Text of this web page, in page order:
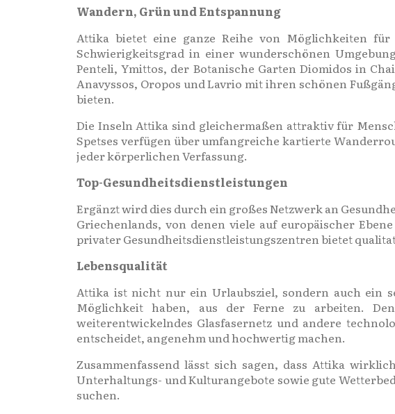
Wandern, Grün und Entspannung
Attika bietet eine ganze Reihe von Möglichkeiten
Schwierigkeitsgrad in einer wunderschönen
Penteli, Ymittos, der Botanische Garten Diomidos in
Anavyssos, Oropos und Lavrio mit ihren schönen
bieten.
Die Inseln Attika sind gleichermaßen attraktiv für
Spetses verfügen über umfangreiche kartierte
jeder körperlichen Verfassung.
Top-Gesundheitsdienstleistungen
Ergänzt wird dies durch ein großes Netzwerk an
Griechenlands, von denen viele auf europäischer
privater Gesundheitsdienstleistungszentren bietet
Lebensqualität
Attika ist nicht nur ein Urlaubsziel, sondern auch ein
Möglichkeit haben, aus der Ferne zu arbeiten.
weiterentwickelndes Glasfasernetz und andere
entscheidet, angenehm und hochwertig machen.
Zusammenfassend lässt sich sagen, dass Attika
Unterhaltungs- und Kulturangebote sowie gute
suchen.